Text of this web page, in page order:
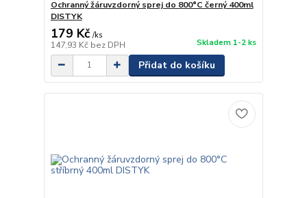
Ochranný žáruvzdorný sprej do 800°C černý 400ml
DISTYK
179 Kč /ks
147,93 Kč bez DPH Skladem 1-2 ks
Přidat do košíku